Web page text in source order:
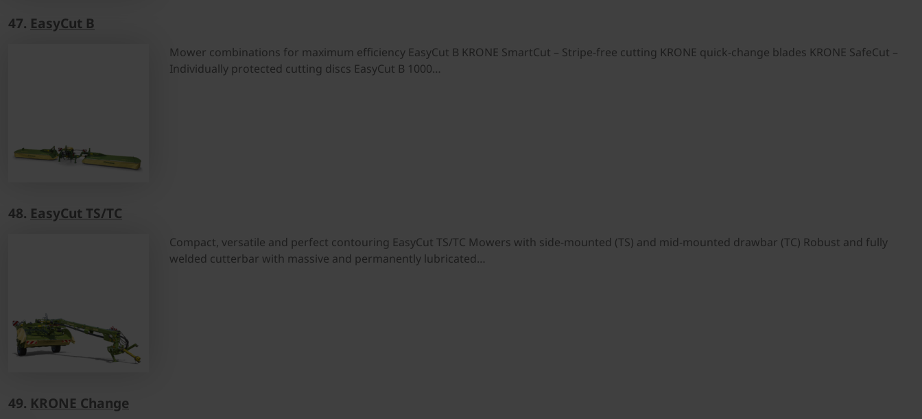
47. EasyCut B
Mower combinations for maximum efficiency EasyCut B KRONE SmartCut – Stripe-free cutting ­KRONE quick-change blades ­KRONE SafeCut –
Individually protected cutting discs EasyCut B 1000…
48. EasyCut TS/TC
Compact, versatile and perfect contouring EasyCut TS/TC Mowers with side-mounted (TS) and mid-mounted drawbar (TC) Robust and fully
welded cutterbar with massive and permanently lubricated…
49. KRONE Change